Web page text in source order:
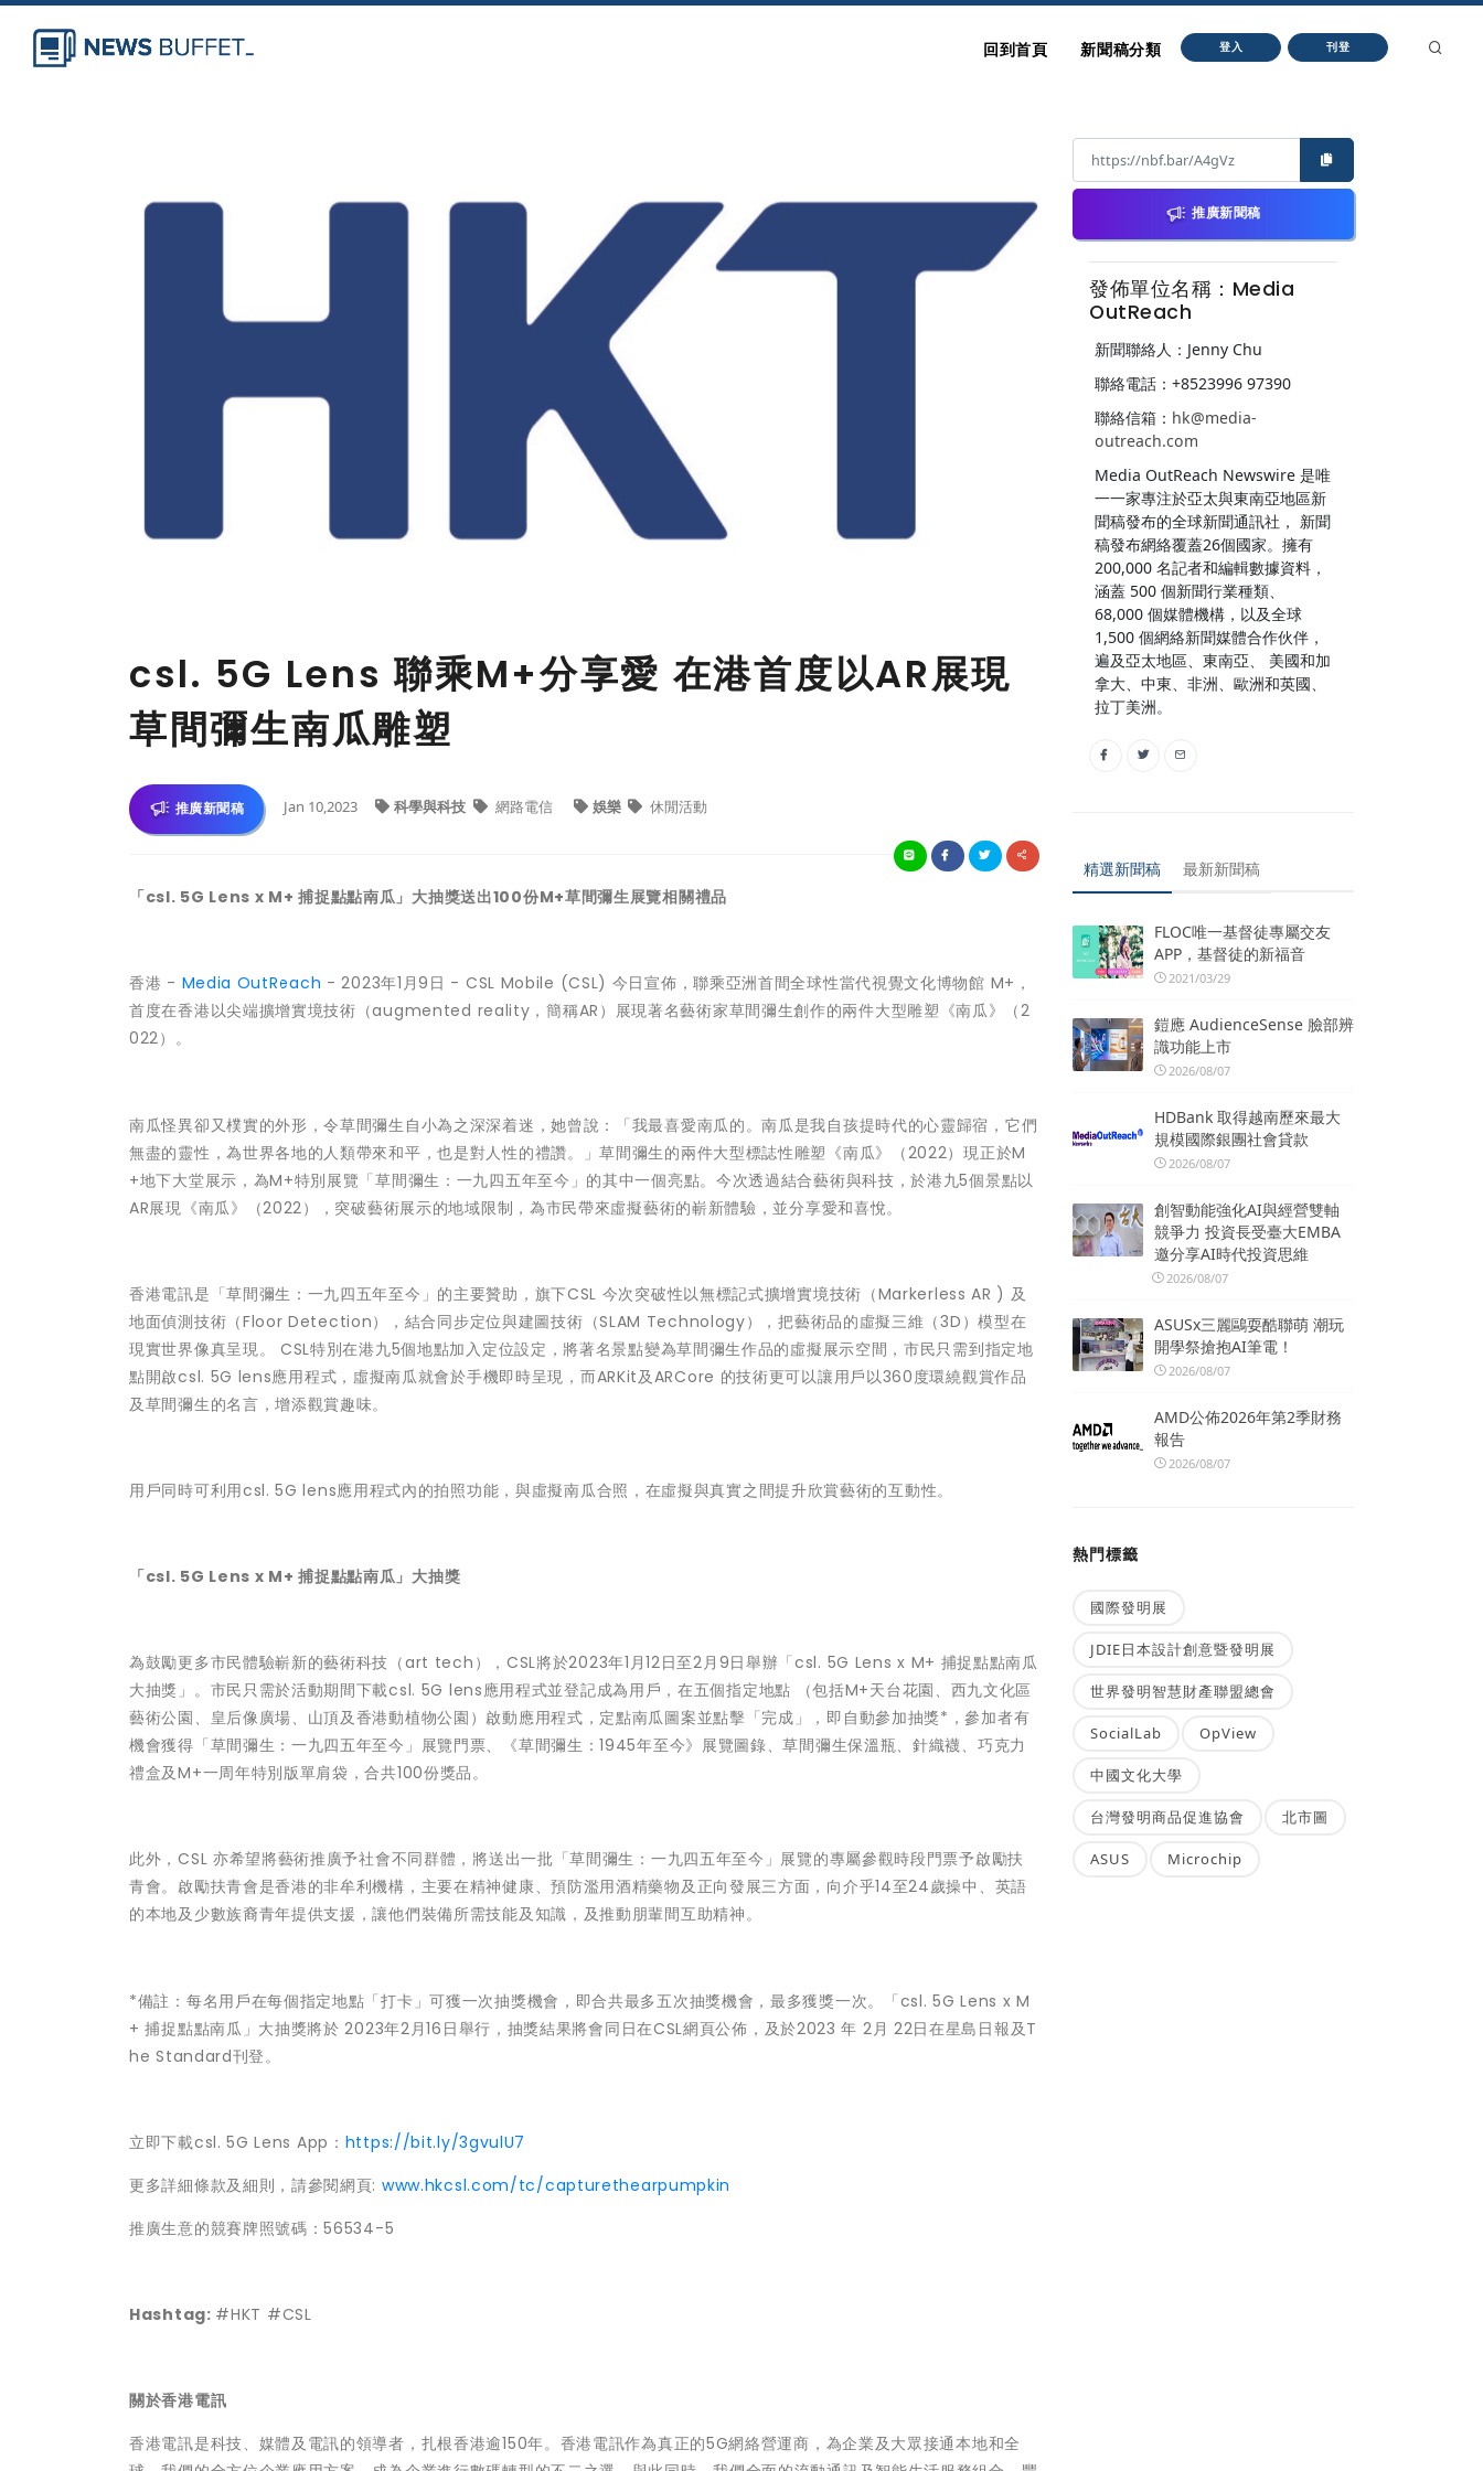
回到首頁 新聞稿分類 登入 刊登
csl. 5G Lens 聯乘M+分享愛 在港首度以AR展現
草間彌生南瓜雕塑
推廣新聞稿 Jan 10,2023 科學與科技 網路電信 娛樂 休閒活動
「csl. 5G Lens x M+ 捕捉點點南瓜」大抽獎送出100份M+草間彌生展覽相關禮品
香港 - Media OutReach - 2023年1月9日 - CSL Mobile (CSL) 今日宣佈，聯乘亞洲首間全球性當代視覺文化博物館 M+，
首度在香港以尖端擴增實境技術（augmented reality，簡稱AR）展現著名藝術家草間彌生創作的兩件大型雕塑《南瓜》（2
022）。
南瓜怪異卻又樸實的外形，令草間彌生自小為之深深着迷，她曾說：「我最喜愛南瓜的。南瓜是我自孩提時代的心靈歸宿，它們
無盡的靈性，為世界各地的人類帶來和平，也是對人性的禮讚。」草間彌生的兩件大型標誌性雕塑《南瓜》（2022）現正於M
+地下大堂展示，為M+特別展覽「草間彌生：一九四五年至今」的其中一個亮點。今次透過結合藝術與科技，於港九5個景點以
AR展現《南瓜》（2022），突破藝術展示的地域限制，為市民帶來虛擬藝術的嶄新體驗，並分享愛和喜悅。
香港電訊是「草間彌生：一九四五年至今」的主要贊助，旗下CSL 今次突破性以無標記式擴增實境技術（Markerless AR ) 及
地面偵測技術（Floor Detection），結合同步定位與建圖技術（SLAM Technology），把藝術品的虛擬三維（3D）模型在
現實世界像真呈現。 CSL特別在港九5個地點加入定位設定，將著名景點變為草間彌生作品的虛擬展示空間，市民只需到指定地
點開啟csl. 5G lens應用程式，虛擬南瓜就會於手機即時呈現，而ARKit及ARCore 的技術更可以讓用戶以360度環繞觀賞作品
及草間彌生的名言，增添觀賞趣味。
用戶同時可利用csl. 5G lens應用程式內的拍照功能，與虛擬南瓜合照，在虛擬與真實之間提升欣賞藝術的互動性。
「csl. 5G Lens x M+ 捕捉點點南瓜」大抽獎
為鼓勵更多市民體驗嶄新的藝術科技（art tech），CSL將於2023年1月12日至2月9日舉辦「csl. 5G Lens x M+ 捕捉點點南瓜
大抽獎」。市民只需於活動期間下載csl. 5G lens應用程式並登記成為用戶，在五個指定地點 （包括M+天台花園、西九文化區
藝術公園、皇后像廣場、山頂及香港動植物公園）啟動應用程式，定點南瓜圖案並點擊「完成」，即自動參加抽獎*，參加者有
機會獲得「草間彌生：一九四五年至今」展覽門票、《草間彌生：1945年至今》展覽圖錄、草間彌生保溫瓶、針織襪、巧克力
禮盒及M+一周年特別版單肩袋，合共100份獎品。
此外，CSL 亦希望將藝術推廣予社會不同群體，將送出一批「草間彌生：一九四五年至今」展覽的專屬參觀時段門票予啟勵扶
青會。啟勵扶青會是香港的非牟利機構，主要在精神健康、預防濫用酒精藥物及正向發展三方面，向介乎14至24歲操中、英語
的本地及少數族裔青年提供支援，讓他們裝備所需技能及知識，及推動朋輩間互助精神。
*備註：每名用戶在每個指定地點「打卡」可獲一次抽獎機會，即合共最多五次抽獎機會，最多獲獎一次。「csl. 5G Lens x M
+ 捕捉點點南瓜」大抽獎將於 2023年2月16日舉行，抽獎結果將會同日在CSL網頁公佈，及於2023 年 2月 22日在星島日報及T
he Standard刊登。
立即下載csl. 5G Lens App： https://bit.ly/3gvulU7
更多詳細條款及細則，請參閱網頁: www.hkcsl.com/tc/capturethearpumpkin
推廣生意的競賽牌照號碼：56534-5
Hashtag: #HKT #CSL
關於香港電訊
香港電訊是科技、媒體及電訊的領導者，扎根香港逾150年。香港電訊作為真正的5G網絡營運商，為企業及大眾接通本地和全
推廣新聞稿
發佈單位名稱：Media
OutReach
新聞聯絡人：Jenny Chu
聯絡電話：+8523996 97390
聯絡信箱： hk@media-
outreach.com
Media OutReach Newswire 是唯
一一家專注於亞太與東南亞地區新
聞稿發布的全球新聞通訊社， 新聞
稿發布網絡覆蓋26個國家。擁有
200,000 名記者和編輯數據資料，
涵蓋 500 個新聞行業種類、
68,000 個媒體機構，以及全球
1,500 個網絡新聞媒體合作伙伴，
遍及亞太地區、東南亞、 美國和加
拿大、中東、非洲、歐洲和英國、
拉丁美洲。
精選新聞稿 最新新聞稿
FLOC唯一基督徒專屬交友
APP，基督徒的新福音
2021/03/29
鎧應 AudienceSense 臉部辨
識功能上市
2026/08/07
HDBank 取得越南歷來最大
規模國際銀團社會貸款
2026/08/07
創智動能強化AI與經營雙軸
競爭力 投資長受臺大EMBA
邀分享AI時代投資思維
2026/08/07
ASUSx三麗鷗耍酷聯萌 潮玩
開學祭搶抱AI筆電！
2026/08/07
AMD公佈2026年第2季財務
報告
2026/08/07
熱門標籤
國際發明展
JDIE日本設計創意暨發明展
世界發明智慧財產聯盟總會
SocialLab OpView
中國文化大學
台灣發明商品促進協會 北市圖
ASUS Microchip